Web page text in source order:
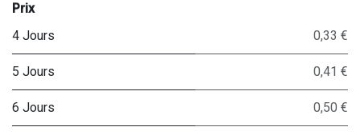
Prix
4 Jours
0,33 €
5 Jours 0,41 €
6 Jours 0,50 €